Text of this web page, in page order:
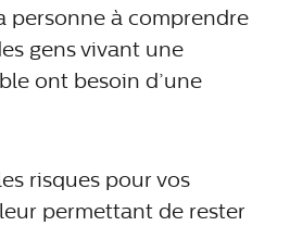
personne à comprendre
gens vivant une
ont besoin d’une
risques pour vos
permettant de rester